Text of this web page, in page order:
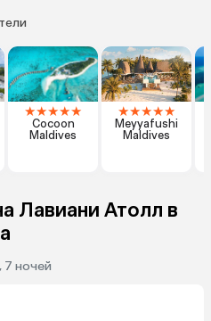
★★★★★
Cocoon
Maldives
★★★★★
Meyyafushi
Maldives
Лавиани Атолл в
7 ночей